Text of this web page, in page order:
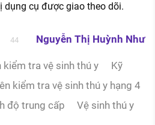
dụng cụ được giao theo dõi.
44 Nguyễn Thị Huỳnh Như
kiểm tra vệ sinh thú y
Kỹ
kiểm tra vệ sinh thú y hạng 4
độ trung cấp Vệ sinh thú y